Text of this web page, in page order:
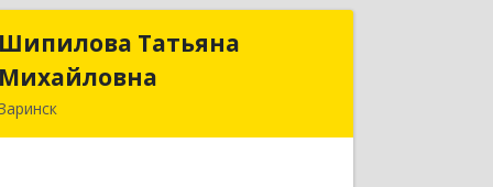
Шипилова Татьяна
Михайловна
Шипилова Татьяна